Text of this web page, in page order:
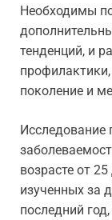
Необходимы
тенденций, и
поколение и
Исследование
возрасте от
изученных за
последний